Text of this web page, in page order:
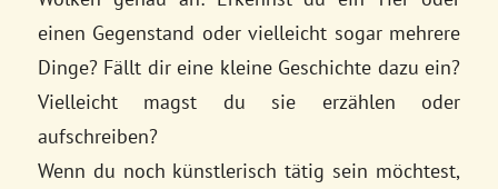
einen Gegenstand oder vielleicht sogar mehrere
Dinge? Fällt dir eine kleine Geschichte dazu ein?
Vielleicht magst du sie erzählen oder
aufschreiben?
Wenn du noch künstlerisch tätig sein möchtest,